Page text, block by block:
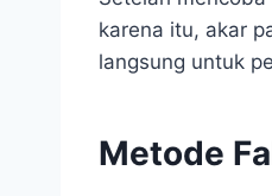
karena itu, akar
langsung untuk
Metode